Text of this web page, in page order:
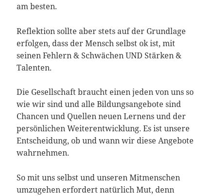
am besten.
Reflektion sollte aber stets auf der Grundlage
erfolgen, dass der Mensch selbst ok ist, mit
seinen Fehlern & Schwächen UND Stärken &
Talenten.
Die Gesellschaft braucht einen jeden von uns so
wie wir sind und alle Bildungsangebote sind
Chancen und Quellen neuen Lernens und der
persönlichen Weiterentwicklung. Es ist unsere
Entscheidung, ob und wann wir diese Angebote
wahrnehmen.
So mit uns selbst und unseren Mitmenschen
umzugehen erfordert natürlich Mut, denn